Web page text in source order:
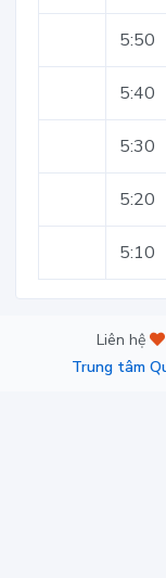
5:50
5:40
5:30
5:20
5:10
Liên hệ
Trung tâm